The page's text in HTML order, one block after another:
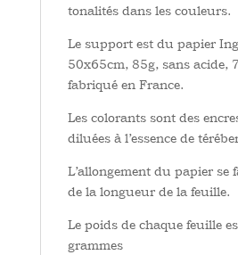
tonalités dans les couleurs.
Le support est du papier
50x65cm, 85g, sans acide,
fabriqué en France.
Les colorants sont des
diluées à l’essence de
L’allongement du papier se
de la longueur de la feuille.
Le poids de chaque feuille
grammes